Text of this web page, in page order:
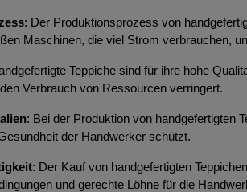
: Der Produktionsprozess von
Maschinen, die viel Strom verbrauchen,
Teppiche sind für ihre hohe
Verbrauch von Ressourcen verringert.
: Bei der Produktion von handgefertigten
der Handwerker schützt.
: Der Kauf von handgefertigten
und gerechte Löhne für die